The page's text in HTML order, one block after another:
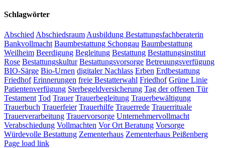
Schlagwörter
Abschied Abschiedsraum Ausbildung Bestattungsfachberaterin
Bankvollmacht Baumbestattung Schongau Baumbestattung
Weilheim Beerdigung Begleitung Bestattung Bestattungsinstitut
Rose Bestattungskultur Bestattungsvorsorge Betreuungsverfügung
BIO-Särge Bio-Urnen digitaler Nachlass Erben Erdbestattung
Friedhof Erinnerungen freie Bestatterwahl Friedhof Grüne Linie
Patientenverfügung Sterbegeldversicherung Tag der offenen Tür
Testament Tod Trauer Trauerbegleitung Trauerbewältigung
Trauerbuch Trauerfeier Trauerhilfe Trauerrede Trauerrituale
Trauerverarbeitung Trauervorsorge Unternehmervollmacht
Verabschiedung Vollmachten Vor Ort Beratung Vorsorge
Würdevolle Bestattung Zementerhaus Zementerhaus Peißenberg
Page load link